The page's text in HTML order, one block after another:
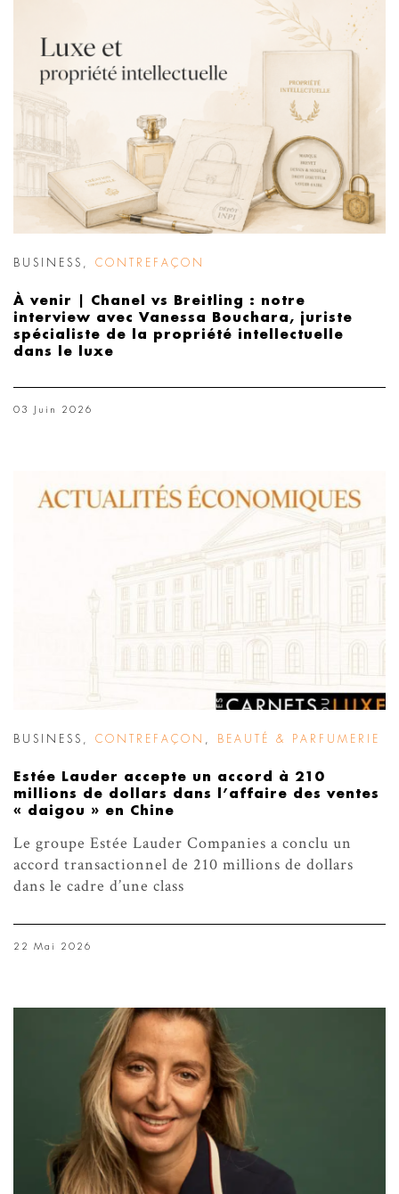
BUSINESS CONTREFAÇON
À venir | Chanel vs Breitling : notre
interview avec Vanessa Bouchara, juriste
spécialiste de la propriété intellectuelle
dans le luxe
03 Juin 2026
BUSINESS CONTREFAÇON BEAUTÉ & PARFUMERIE
Estée Lauder accepte un accord à 210
millions de dollars dans l’affaire des ventes
« daigou » en Chine
Le groupe Estée Lauder Companies a conclu un
accord transactionnel de 210 millions de dollars
dans le cadre d’une class
22 Mai 2026